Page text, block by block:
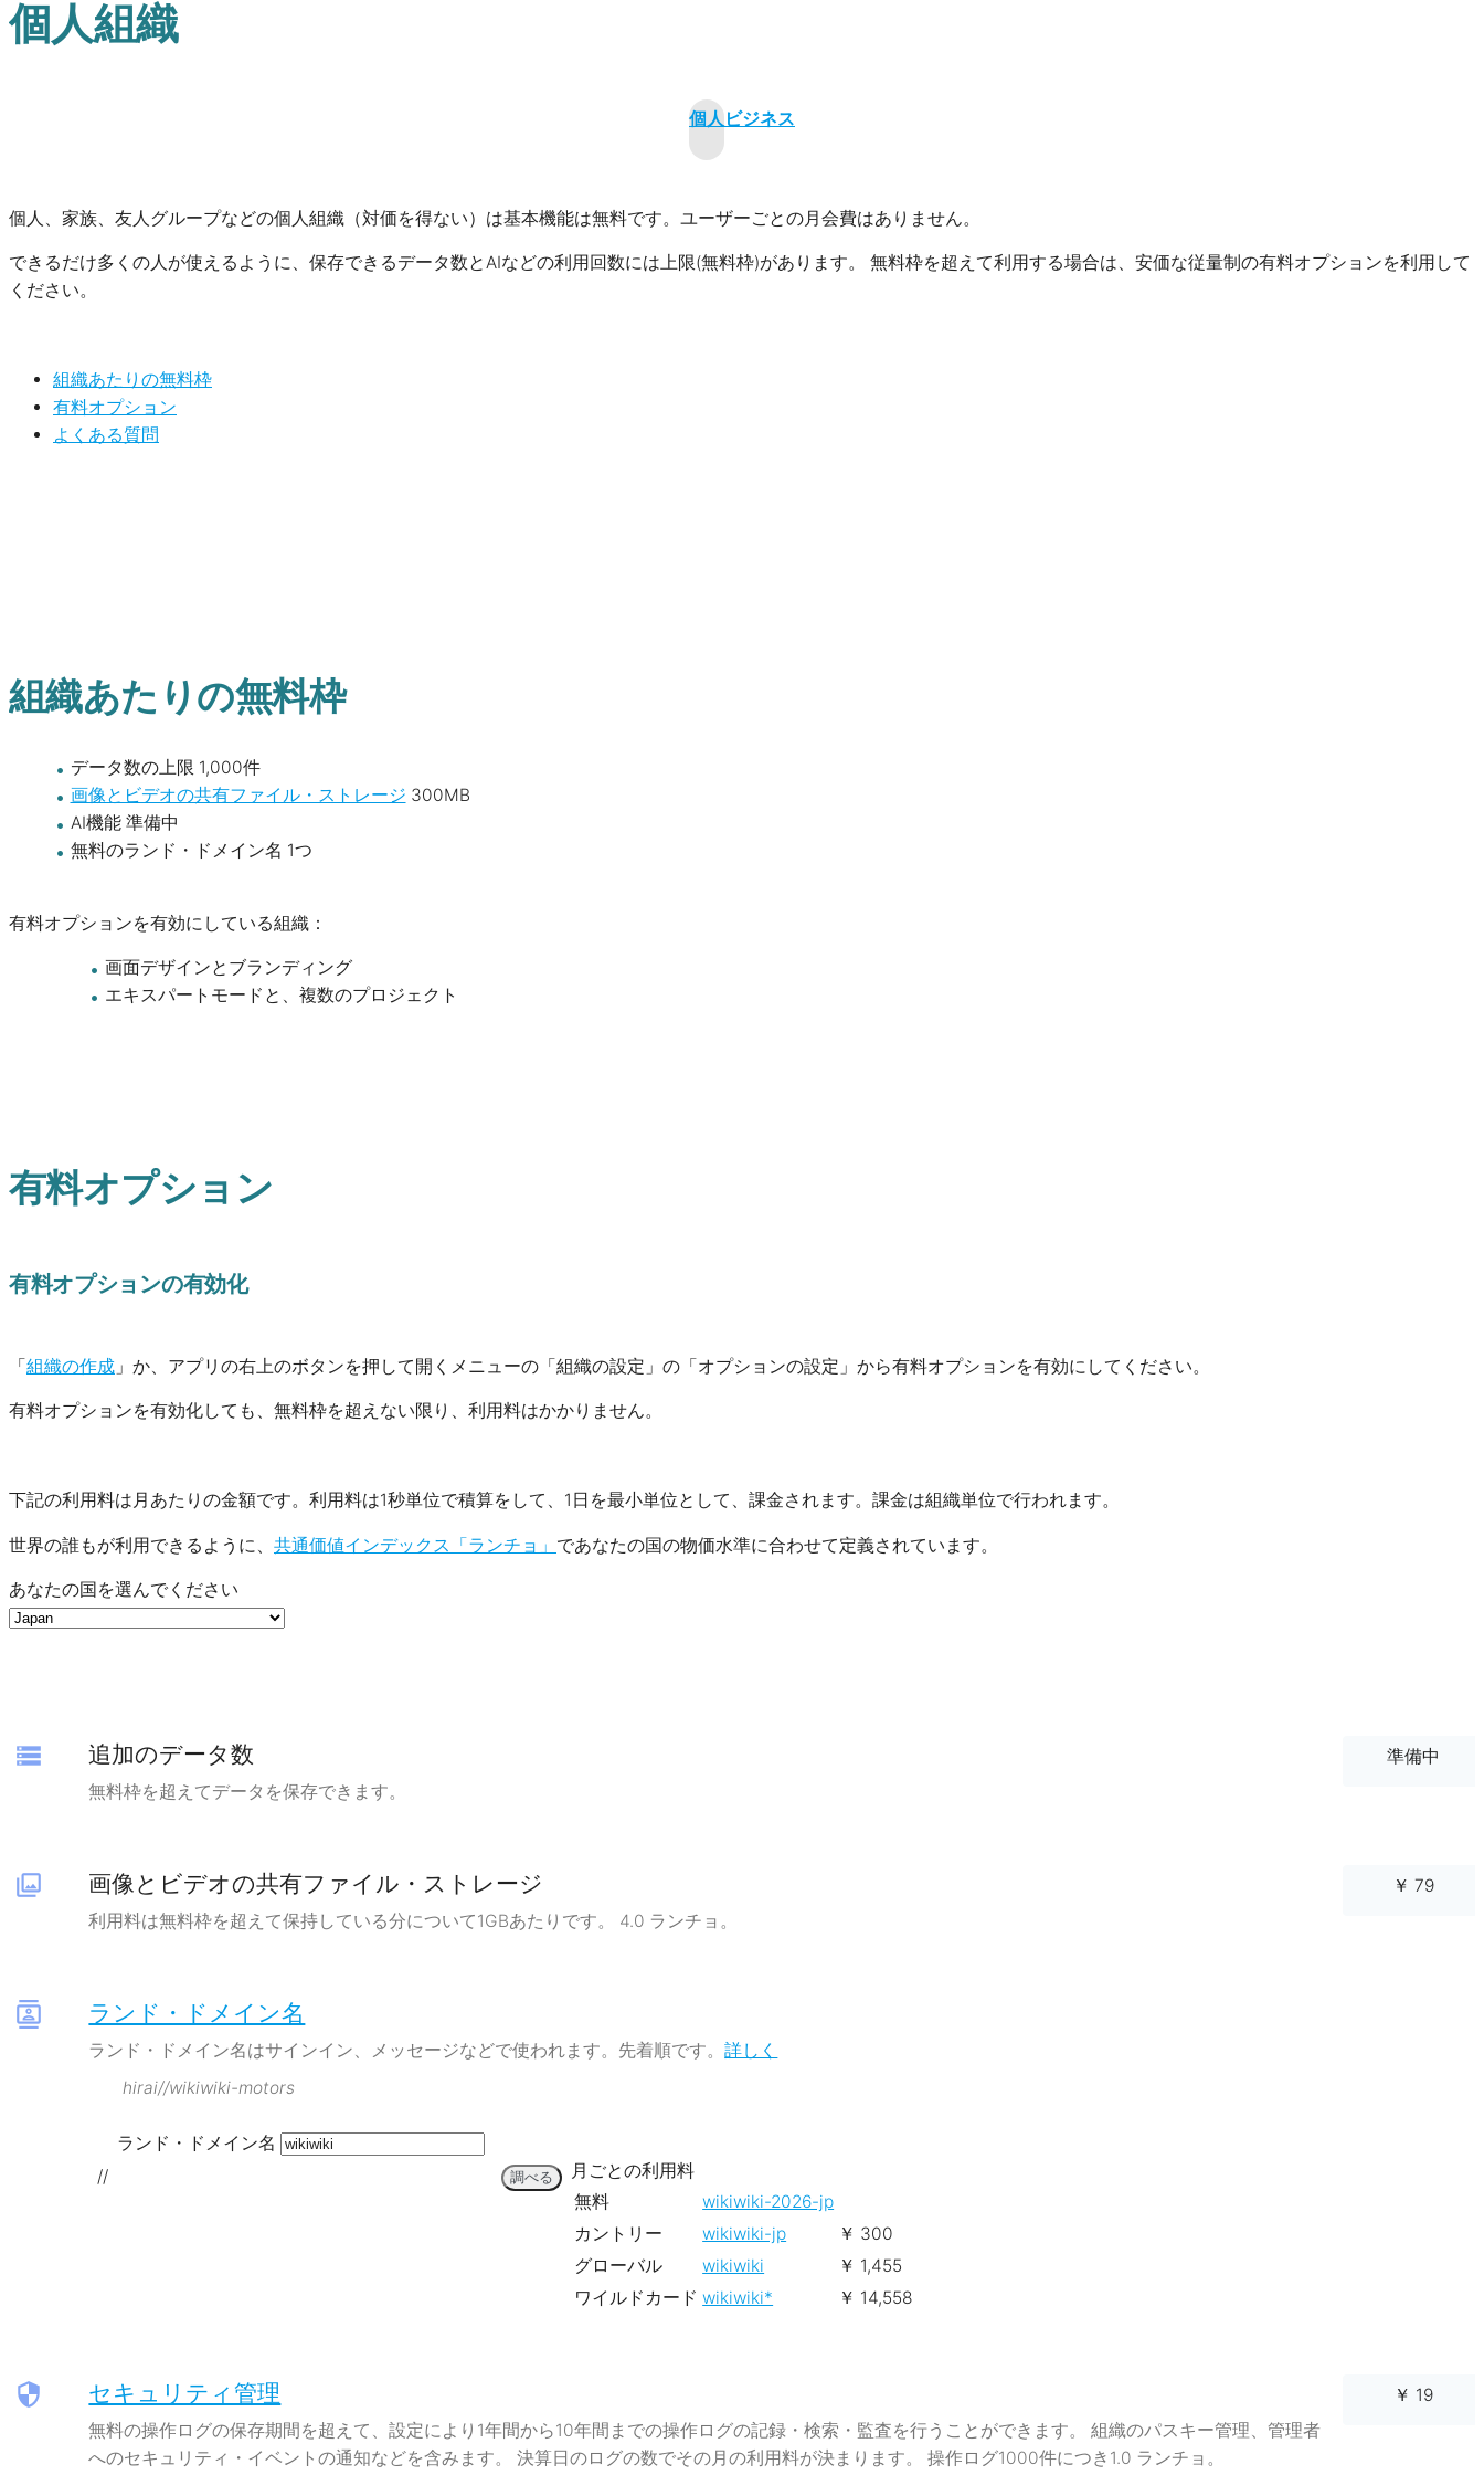
個人組織
個人 ビジネス
個人、家族、友人グループなどの個人組織（対価を得ない）は基本機能は無料です。ユーザーごとの月会費はありません。
できるだけ多くの人が使えるように、保存できるデータ数とAIなどの利用回数には上限(無料枠)があります。 無料枠を超えて利用する場合は、安価な従量制の有料オプションを利用して
ください。
組織あたりの無料枠
有料オプション
よくある質問
組織あたりの無料枠
データ数の上限 1,000件
画像とビデオの共有ファイル・ストレージ 300MB
AI機能 準備中
無料のランド・ドメイン名 1つ
有料オプションを有効にしている組織：
画面デザインとブランディング
エキスパートモードと、複数のプロジェクト
有料オプション
有料オプションの有効化
「組織の作成 」か、アプリの右上のボタンを押して開くメニューの「組織の設定」の「オプションの設定」から有料オプションを有効にしてください。
有料オプションを有効化しても、無料枠を超えない限り、利用料はかかりません。
下記の利用料は月あたりの金額です。利用料は1秒単位で積算をして、1日を最小単位として、課金されます。課金は組織単位で行われます。
世界の誰もが利用できるように、 共通価値インデックス「ランチョ」 であなたの国の物価水準に合わせて定義されています。
あなたの国を選んでください
storage 追加のデータ数
無料枠を超えてデータを保存できます。
準備中
photo_library 画像とビデオの共有ファイル・ストレージ
利用料は無料枠を超えて保持している分について1GBあたりです。 4.0 ランチョ。
￥ 79
contacts ランド・ドメイン名
ランド・ドメイン名はサインイン、メッセージなどで使われます。先着順です。詳しく
hirai//wikiwiki-motors
//
ランド・ドメイン名
調べる
月ごとの利用料
無料
wikiwiki-2026-jp
カントリー
wikiwiki-jp
￥ 300
グローバル
wikiwiki
￥ 1,455
ワイルドカード wikiwiki* ￥ 14,558
security セキュリティ管理
無料の操作ログの保存期間を超えて、設定により1年間から10年間までの操作ログの記録・検索・監査を行うことができます。 組織のパスキー管理、管理者
へのセキュリティ・イベントの通知などを含みます。 決算日のログの数でその月の利用料が決まります。 操作ログ1000件につき1.0 ランチョ。
￥ 19